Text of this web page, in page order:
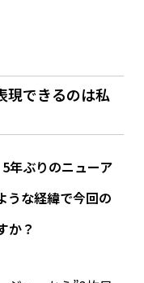
現できるのは私
年ぶりのニューア
うな経緯で今回の
か？